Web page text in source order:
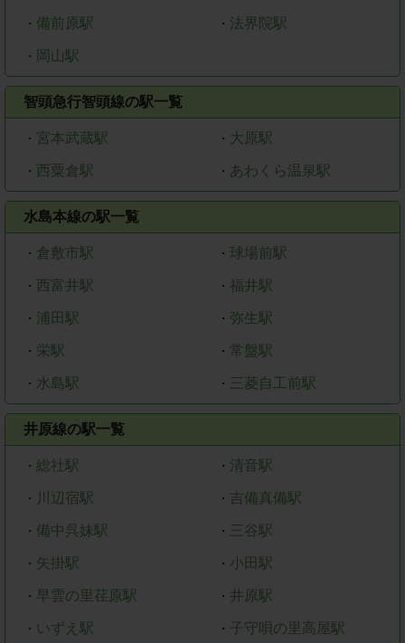
・ 備前原駅 ・ 法界院駅
・ 岡山駅
智頭急行智頭線の駅一覧
・ 宮本武蔵駅 ・ 大原駅
・ 西粟倉駅 ・ あわくら温泉駅
水島本線の駅一覧
・ 倉敷市駅 ・ 球場前駅
・ 西富井駅 ・ 福井駅
・ 浦田駅 ・ 弥生駅
・ 栄駅 ・ 常盤駅
・ 水島駅 ・ 三菱自工前駅
井原線の駅一覧
・ 総社駅 ・ 清音駅
・ 川辺宿駅 ・ 吉備真備駅
・ 備中呉妹駅 ・ 三谷駅
・ 矢掛駅 ・ 小田駅
・ 早雲の里荏原駅 ・ 井原駅
・ いずえ駅 ・ 子守唄の里高屋駅